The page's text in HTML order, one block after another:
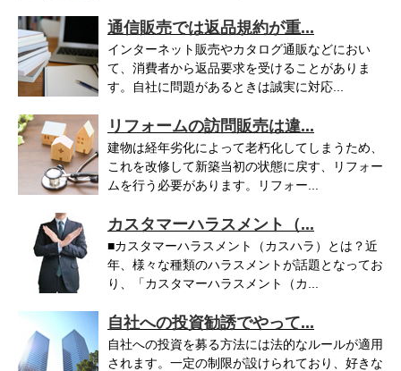
通信販売では返品規約が重...
インターネット販売やカタログ通販などにおい
て、消費者から返品要求を受けることがありま
す。自社に問題があるときは誠実に対応...
リフォームの訪問販売は違...
建物は経年劣化によって老朽化してしまうため、
これを改修して新築当初の状態に戻す、リフォー
ムを行う必要があります。リフォー...
カスタマーハラスメント（...
■カスタマーハラスメント（カスハラ）とは？近
年、様々な種類のハラスメントが話題となってお
り、「カスタマーハラスメント（カ...
自社への投資勧誘でやって...
自社への投資を募る方法には法的なルールが適用
されます。一定の制限が設けられており、好きな